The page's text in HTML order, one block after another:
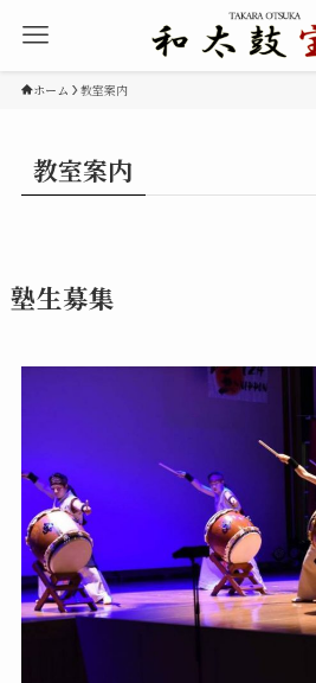
ホーム 教室案内
教室案内
塾生募集